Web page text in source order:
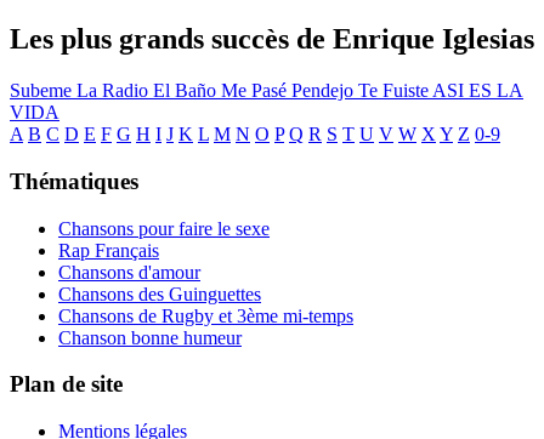
Les plus grands succès de Enrique Iglesias
Subeme La Radio El Baño Me Pasé Pendejo Te Fuiste ASI ES LA
VIDA
A B C D E F G H I J K L M N O P Q R S T U V W X Y Z 0-9
Thématiques
Chansons pour faire le sexe
Rap Français
Chansons d'amour
Chansons des Guinguettes
Chansons de Rugby et 3ème mi-temps
Chanson bonne humeur
Plan de site
Mentions légales